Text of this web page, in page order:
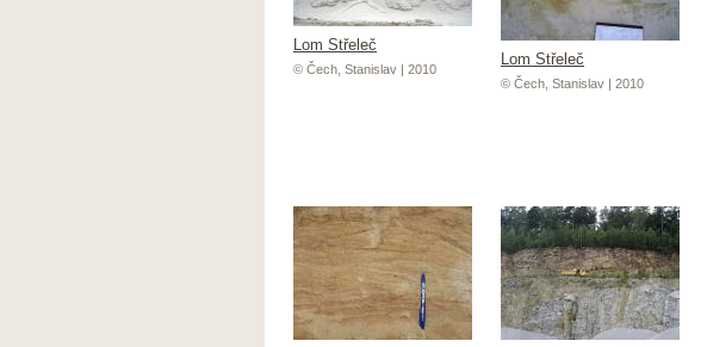
Lom Střeleč
© Čech, Stanislav | 2010
Lom Střeleč
© Čech, Stanislav | 2010